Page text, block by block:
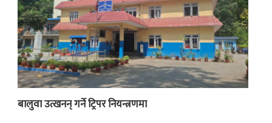
बालुवा उत्खनन् गर्ने ट्रिपर नियन्त्रणमा